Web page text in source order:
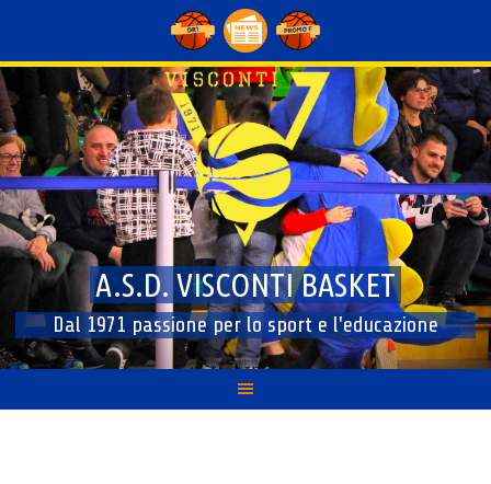
content
A.S.D. VISCONTI BASKET
Dal 1971 passione per lo sport e l'educazione